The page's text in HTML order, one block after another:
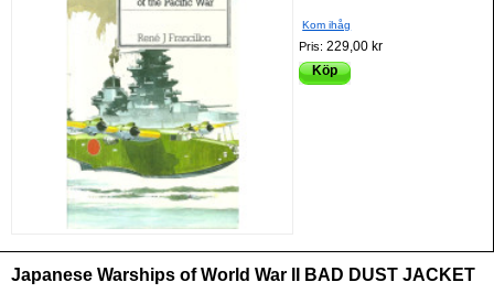
Kom ihåg
Pris:229,00 kr
Köp
Japanese Warships of World War II BAD DUST JACKET